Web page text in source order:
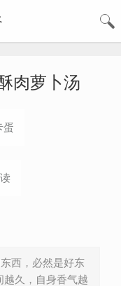
肉萝卜汤
蛋
西，必然是好东
久，自身香气越